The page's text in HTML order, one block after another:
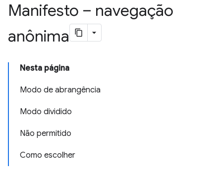
Manifesto – navegação
anônima
Nesta página
Modo de abrangência
Modo dividido
Não permitido
Como escolher